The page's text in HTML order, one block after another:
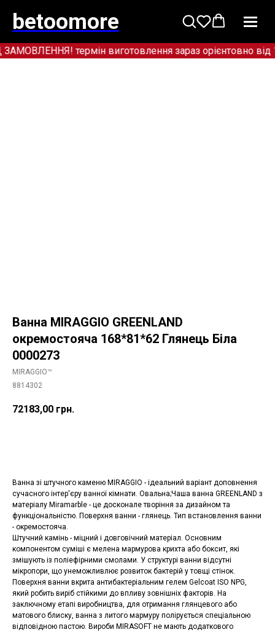
betoomore
термін виготовлення зараз орієнтовно від
Ванна MIRAGGIO GREENLAND
окремостояча 168*81*62 Глянець Біла
0000273
MIRAGGIO™
8814302
72183,00 грн.
Ванна зі штучного каменю MIRAGGIO - ідеальний варіант доповнення
сучасного інтер'єру ванної кімнати. Овальна;Чаша ванна GREENLAND з
матеріалу Miramarble - це досконале творіння за дизайном та
функціональністю. Поверхня ванни - глянець. Тип встановлення ванни
- окремостояча.
Штучний камінь - міцний і довговічний матеріал. Основним
компонентом суміші є мелена мармурова крихта або боксит, які
змішують із поліефірними смолами. У структурі ванни відсутні
мікропори, що унеможливлює розвиток бактерій у товщі стінок.
Поверхня ванни вкрита антибактеріальним гелем Gelcoat ISO NPG,
який робить виріб стійкими до впливу зовнішніх факторів. На
заключному етапі виробництва, для отримання глянцевого або
матового блиску, ванна з литого мармуру полірується спеціальною
відповідною пастою. Вироби MIRASOFT не мають додаткового